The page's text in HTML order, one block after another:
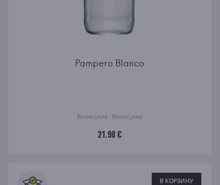
Pampero Blanco
Венесуэла · Венесуэла
21.98 €
В КОРЗИНУ